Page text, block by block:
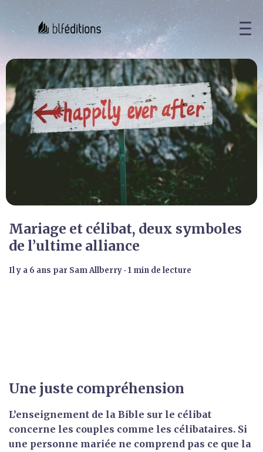
Mariage et célibat, deux symboles
de l’ultime alliance
il y a 6 ans par Sam Allberry ∙ 1 min de lecture
Une juste compréhension
L’enseignement de la Bible sur le célibat
concerne les couples comme les célibataires. Si
une personne mariée ne comprend pas ce que la